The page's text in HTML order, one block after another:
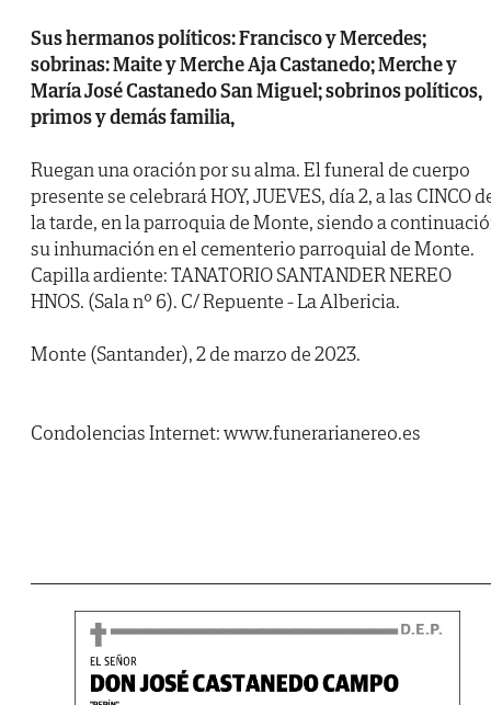
Sus hermanos políticos: Francisco y Mercedes;
sobrinas: Maite y Merche Aja Castanedo; Merche y
María José Castanedo San Miguel; sobrinos políticos,
primos y demás familia,
Ruegan una oración por su alma. El funeral de cuerpo
presente se celebrará HOY, JUEVES, día 2, a las CINCO
la tarde, en la parroquia de Monte, siendo a
su inhumación en el cementerio parroquial de Monte.
Capilla ardiente: TANATORIO SANTANDER NEREO
HNOS. (Sala nº 6). C/ Repuente - La Albericia.
Monte (Santander), 2 de marzo de 2023.
Condolencias Internet: www.funerarianereo.es